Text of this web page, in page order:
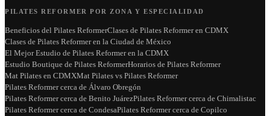
PILATES REFORMER POR ZONA Y ESPECIALIDAD
Beneficios del Pilates ReformerClases de Pilates Reformer en CDMX
Clases de Pilates Reformer en la Ciudad de México
El Mejor Estudio de Pilates Reformer en la CDMX
Estudio Boutique de Pilates ReformerHorarios de Pilates Reformer
Mat Pilates en CDMXMat Pilates vs Pilates Reformer
Pilates Reformer cerca de Álvaro Obregón
Pilates Reformer cerca de Benito JuárezPilates Reformer cerca de Chimalistac
Pilates Reformer cerca de CondesaPilates Reformer cerca de Copilco